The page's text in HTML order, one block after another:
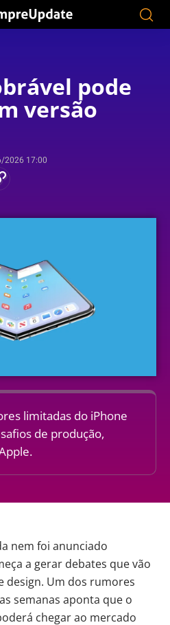
pode
versão
2026 17:00
limitadas do iPhone
de produção,
nem foi anunciado
a gerar debates que vão
design. Um dos rumores
semanas aponta que o
chegar ao mercado